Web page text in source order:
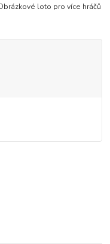
loto pro více hráčů